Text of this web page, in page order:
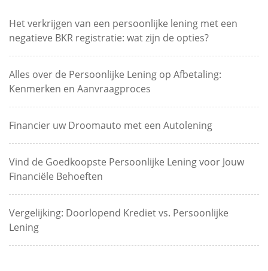
Het verkrijgen van een persoonlijke lening met een
negatieve BKR registratie: wat zijn de opties?
Alles over de Persoonlijke Lening op Afbetaling:
Kenmerken en Aanvraagproces
Financier uw Droomauto met een Autolening
Vind de Goedkoopste Persoonlijke Lening voor Jouw
Financiële Behoeften
Vergelijking: Doorlopend Krediet vs. Persoonlijke
Lening